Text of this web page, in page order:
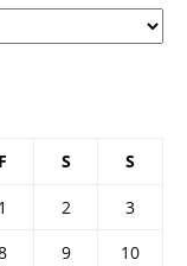
F S S
1 2
3
9
10